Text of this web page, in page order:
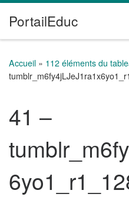
Passer au contenu
PortailEduc
Accueil » 112 éléments du
41 –